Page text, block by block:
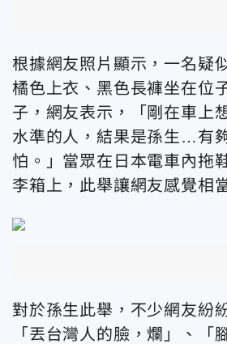
根據網友照片顯示，一名疑
橘色上衣、黑色長褲坐在位
子，網友表示，「剛在車上
水準的人，結果是孫生…有
怕。」當眾在日本電車內拖
李箱上，此舉讓網友感覺相
對於孫生此舉，不少網友紛
「丟台灣人的臉，爛」、「